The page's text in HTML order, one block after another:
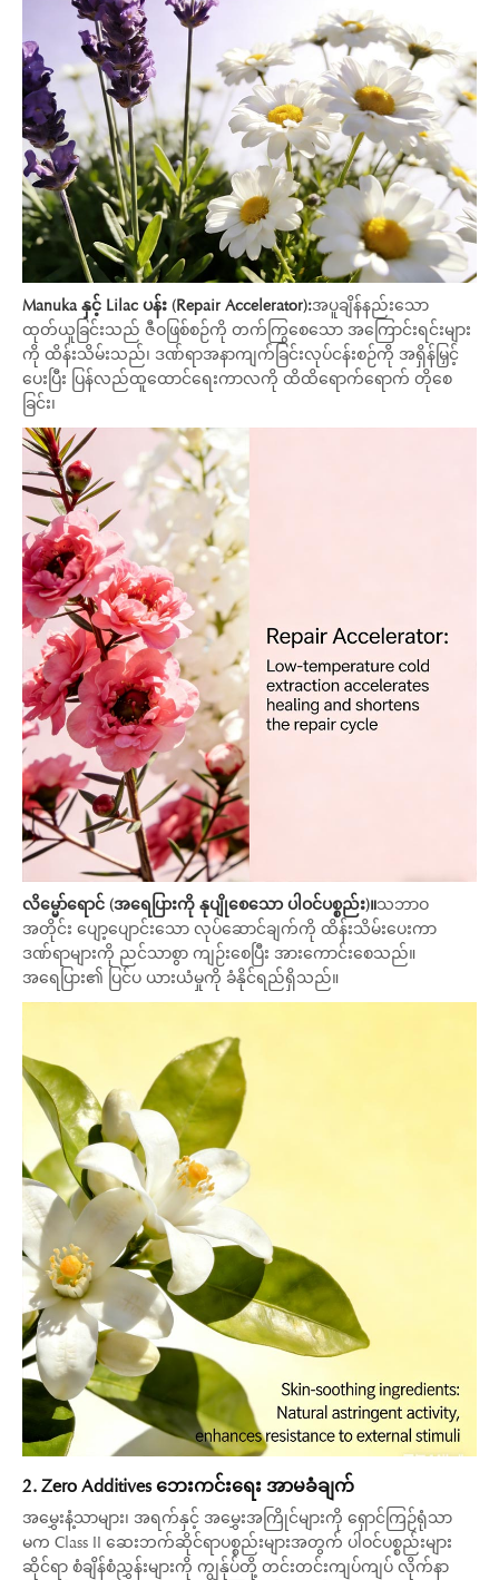
Manuka နှင့် Lilac ပန်း (Repair Accelerator):အပူချိန်နည်းသော
ထုတ်ယူခြင်းသည် ဇီဝဖြစ်စဉ်ကို တက်ကြွစေသော အကြောင်းရင်းများ
ကို ထိန်းသိမ်းသည်၊ ဒဏ်ရာအနာကျက်ခြင်းလုပ်ငန်းစဉ်ကို အရှိန်မြှင့်
ပေးပြီး ပြန်လည်ထူထောင်ရေးကာလကို ထိထိရောက်ရောက် တိုစေ
ခြင်း၊
လိမ္မော်ရောင် (အရေပြားကို နုပျိုစေသော ပါဝင်ပစ္စည်း)။သဘာဝ
အတိုင်း ပျော့ပျောင်းသော လုပ်ဆောင်ချက်ကို ထိန်းသိမ်းပေးကာ
ဒဏ်ရာများကို ညင်သာစွာ ကျဉ်းစေပြီး အားကောင်းစေသည်။
အရေပြား၏ ပြင်ပ ယားယံမှုကို ခံနိုင်ရည်ရှိသည်။
2. Zero Additives ဘေးကင်းရေး အာမခံချက်
အမွှေးနံ့သာများ၊ အရက်နှင့် အမွှေးအကြိုင်များကို ရှောင်ကြဉ်ရုံသာ
မက Class II ဆေးဘက်ဆိုင်ရာပစ္စည်းများအတွက် ပါဝင်ပစ္စည်းများ
ဆိုင်ရာ စံချိန်စံညွှန်းများကို ကျွန်ုပ်တို့ တင်းတင်းကျပ်ကျပ် လိုက်နာ